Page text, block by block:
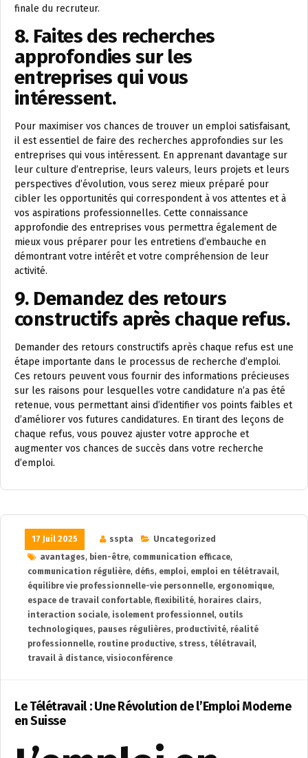
finale du recruteur.
8. Faites des recherches
approfondies sur les
entreprises qui vous
intéressent.
Pour maximiser vos chances de trouver un emploi satisfaisant,
il est essentiel de faire des recherches approfondies sur les
entreprises qui vous intéressent. En apprenant davantage sur
leur culture d’entreprise, leurs valeurs, leurs projets et leurs
perspectives d’évolution, vous serez mieux préparé pour
cibler les opportunités qui correspondent à vos attentes et à
vos aspirations professionnelles. Cette connaissance
approfondie des entreprises vous permettra également de
mieux vous préparer pour les entretiens d’embauche en
démontrant votre intérêt et votre compréhension de leur
activité.
9. Demandez des retours
constructifs après chaque refus.
Demander des retours constructifs après chaque refus est une
étape importante dans le processus de recherche d’emploi.
Ces retours peuvent vous fournir des informations précieuses
sur les raisons pour lesquelles votre candidature n’a pas été
retenue, vous permettant ainsi d’identifier vos points faibles et
d’améliorer vos futures candidatures. En tirant des leçons de
chaque refus, vous pouvez ajuster votre approche et
augmenter vos chances de succès dans votre recherche
d’emploi.
17 Juil 2025 sspta
Uncategorized
avantages, bien-être, communication efficace,
communication régulière, défis, emploi, emploi en télétravail,
équilibre vie professionnelle-vie personnelle, ergonomique,
espace de travail confortable, flexibilité, horaires clairs,
interaction sociale, isolement professionnel, outils
technologiques, pauses régulières, productivité, réalité
professionnelle, routine productive, stress, télétravail,
travail à distance, visioconférence
Le Télétravail : Une Révolution de l’Emploi Moderne
en Suisse